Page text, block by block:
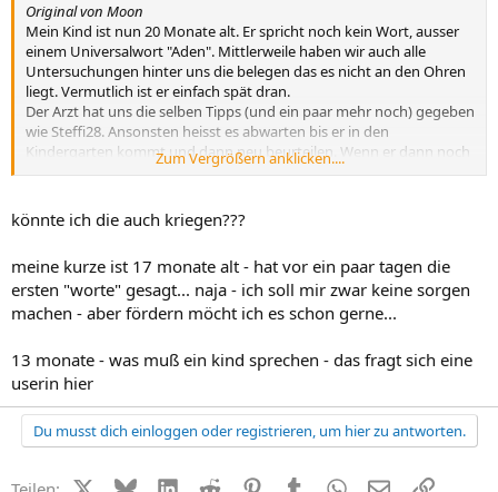
Original von Moon
Mein Kind ist nun 20 Monate alt. Er spricht noch kein Wort, ausser
einem Universalwort "Aden". Mittlerweile haben wir auch alle
Untersuchungen hinter uns die belegen das es nicht an den Ohren
liegt. Vermutlich ist er einfach spät dran.
Der Arzt hat uns die selben Tipps (und ein paar mehr noch) gegeben
wie Steffi28. Ansonsten heisst es abwarten bis er in den
Kindergarten kommt und dann neu beurteilen. Wenn er dann noch
sprachverzögert ist, kann man logopädisch fördern. Aber dafür ist
Ich kann Dir gerne die zwei Merkblätter einscannen und zuschicken
Darauf waren viele Tipps wie man sein Kind fördern kann und was
man unterlassen soll.
Zum Vergrößern anklicken....
könnte ich die auch kriegen???
meine kurze ist 17 monate alt - hat vor ein paar tagen die
ersten "worte" gesagt... naja - ich soll mir zwar keine sorgen
machen - aber fördern möcht ich es schon gerne...
13 monate - was muß ein kind sprechen - das fragt sich eine
userin hier
Du musst dich einloggen oder registrieren, um hier zu antworten.
X (Twitter)
BlueskyLinkedIn
Reddit PinterestTumblr WhatsApp
E-MailLink